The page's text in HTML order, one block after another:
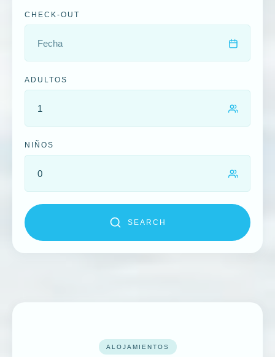
CHECK-OUT
ADULTOS
NIÑOS
SEARCH
ALOJAMIENTOS